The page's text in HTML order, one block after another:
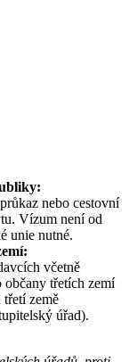
nebo cestovní
Vízum není od
unie nutné.
včetně
třetích zemí
země
úřad).